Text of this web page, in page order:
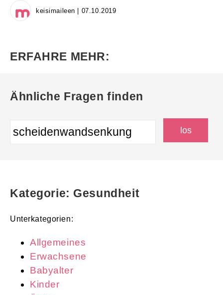
keisimaileen | 07.10.2019
ERFAHRE MEHR:
Ähnliche Fragen finden
Kategorie: Gesundheit
Unterkategorien:
Allgemeines
Erwachsene
Babyalter
Kinder